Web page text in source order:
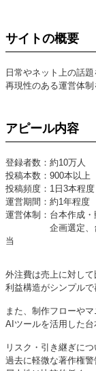
サイトの概要
日常やネット上の話
再現性のある運営体制
アピール内容
登録者数：約10万人
投稿本数：900本以上
投稿頻度：1日3本程度
運営期間：約1年程度
運営体制：台本作成・
企画選定、台本チ
当
外注費は売上に対して
利益構造がシンプルで
また、制作フローや
AIツールを活用した台
リスク・引き継ぎにつ
過去に軽微な著作権警